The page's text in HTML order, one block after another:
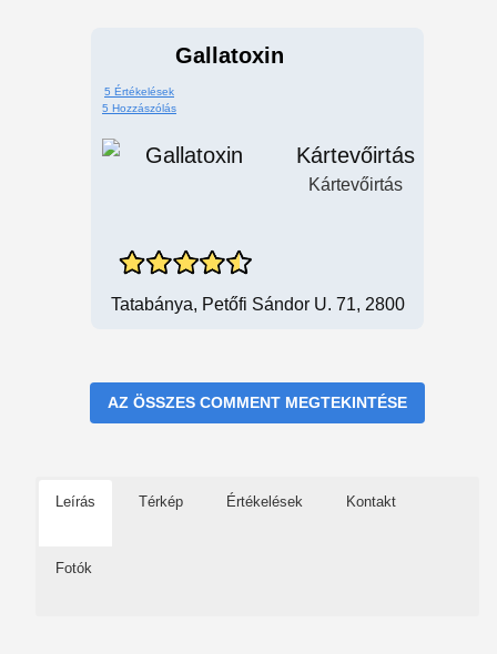
Gallatoxin
5 Értékelések
5 Hozzászólás
Kártevőirtás
Kártevőirtás
Tatabánya, Petőfi Sándor U. 71, 2800
AZ ÖSSZES COMMENT MEGTEKINTÉSE
Leírás Térkép Értékelések Kontakt
Fotók